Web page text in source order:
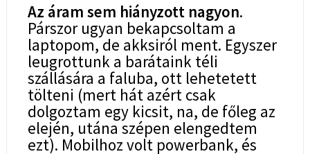
Az áram sem hiányzott nagyon.
Párszor ugyan bekapcsoltam a
laptopom, de akksiról ment. Egyszer
leugrottunk a barátaink téli
szállására a faluba, ott lehetetett
tölteni (mert hát azért csak
dolgoztam egy kicsit, na, de főleg az
elején, utána szépen elengedtem
ezt). Mobilhoz volt powerbank, és